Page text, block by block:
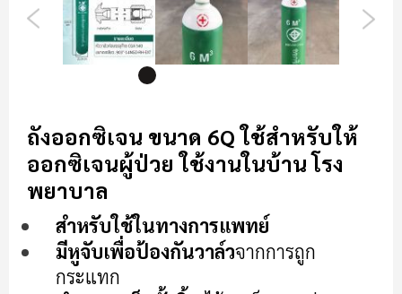
ไป
ที่
ส่วน
เริ่ม
ต้น
ของ
แกล
ถังออกซิเจน ขนาด 6Q ใช้สำหรับให้
ออกซิเจนผู้ป่วย ใช้งานในบ้าน โรง
พยาบาล
สำหรับใช้ในทางการแพทย์
มีหูจับเพื่อป้องกันวาล์วจากการถูก
กระแทก